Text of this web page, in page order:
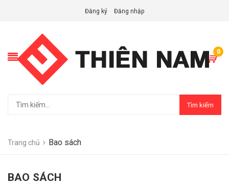
Đăng ký Đăng nhập
0
Tìm kiếm
Trang chủ Bao sách
BAO SÁCH